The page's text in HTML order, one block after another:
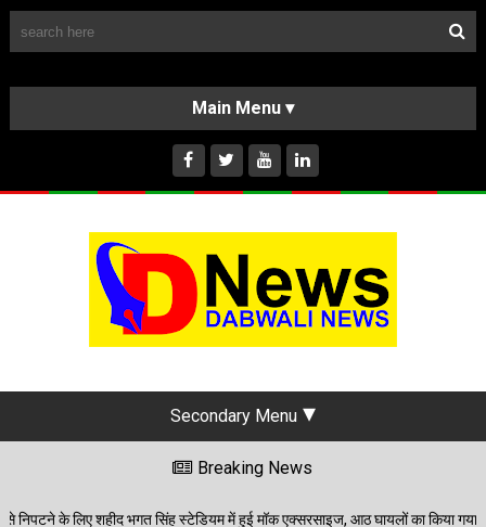
HOME
ABOUT US
INSTAGRAM
Secondary Menu
Breaking News
में हुई मॉक एक्सरसाइज, आठ घायलों का किया गया रेस्क्यू 06/08/2026